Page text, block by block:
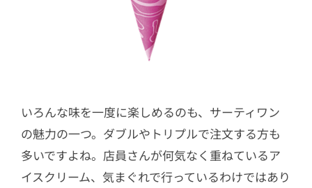
いろんな味を一度に楽しめるのも、サーティワン
の魅力の一つ。ダブルやトリプルで注文する方も
多いですよね。店員さんが何気なく重ねているア
イスクリーム、気まぐれで行っているわけではあり